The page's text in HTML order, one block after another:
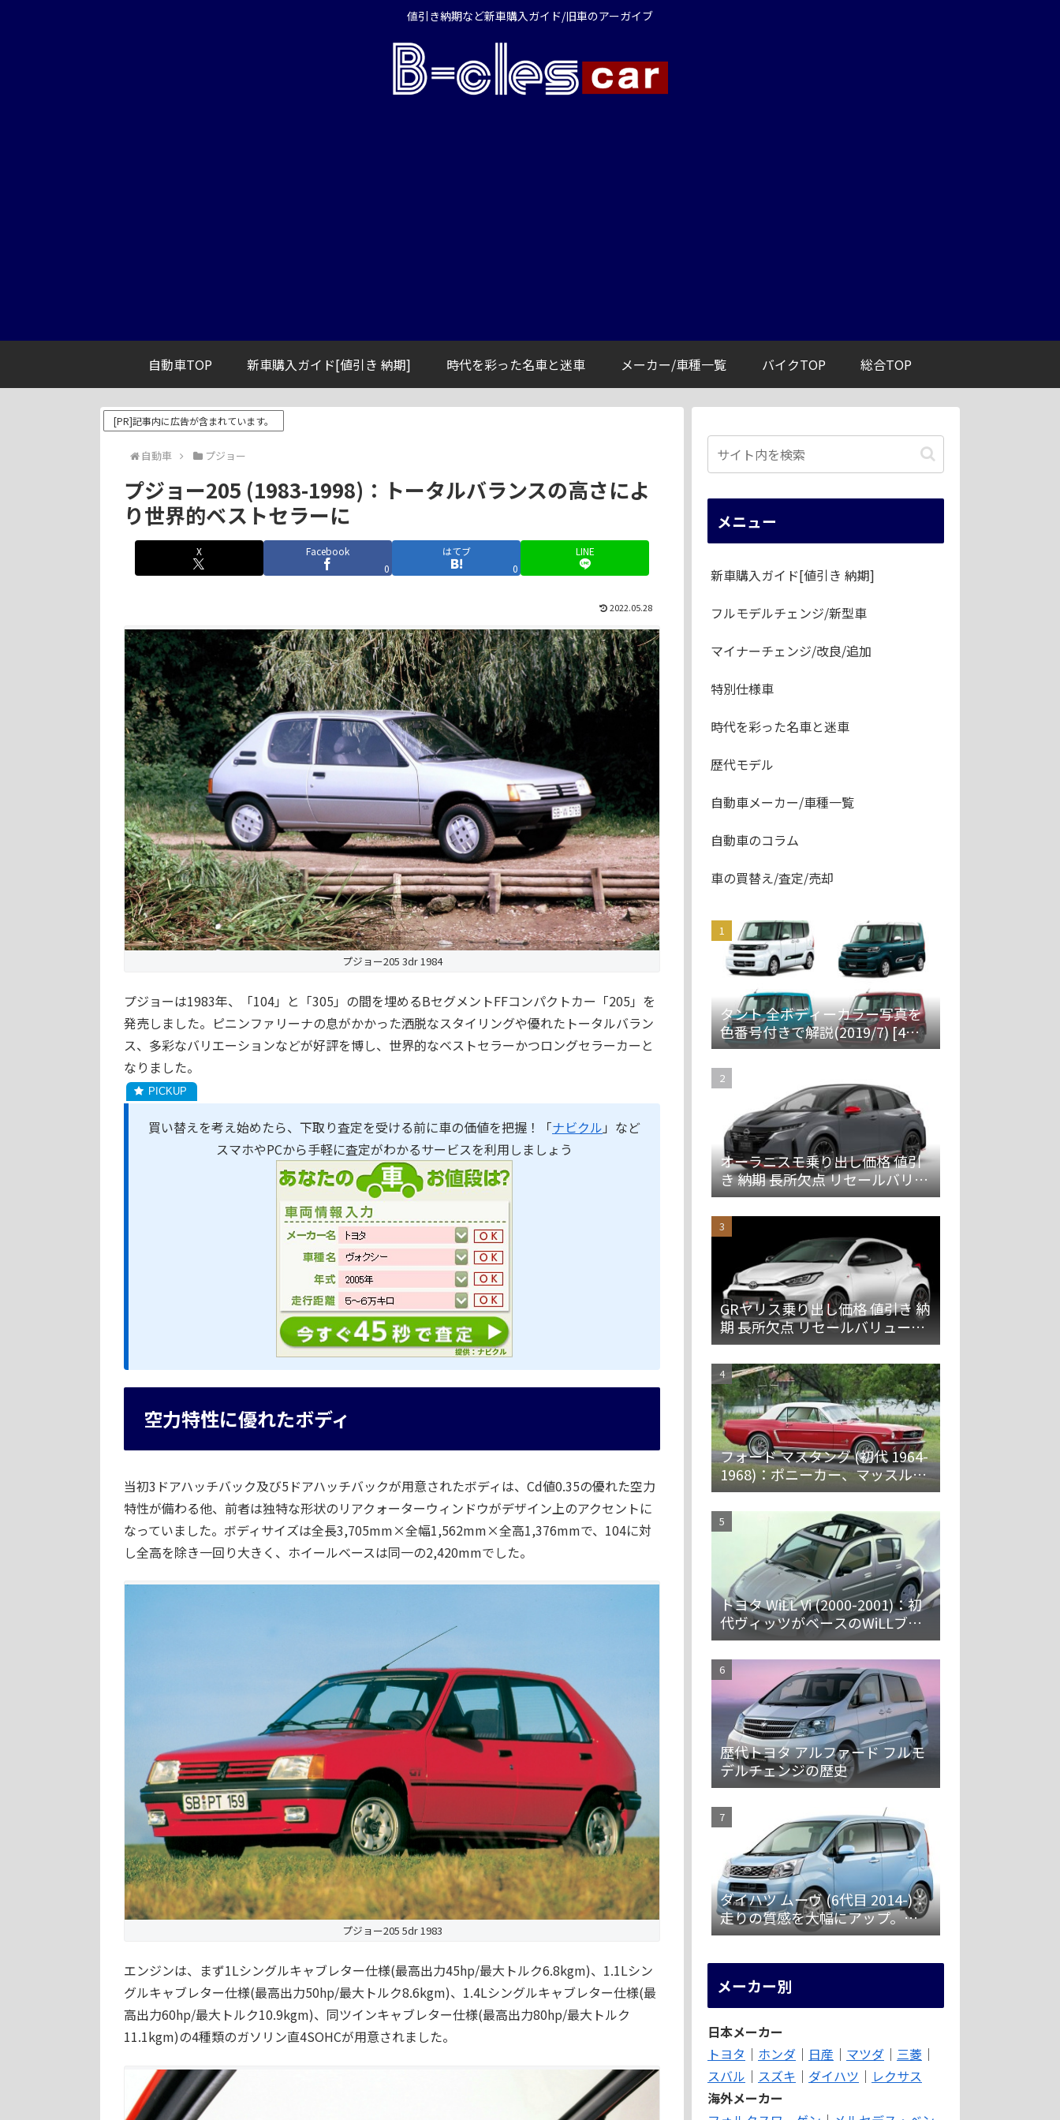
値引き納期など新車購入ガイド/旧車のアーガイブ
自動車TOP 新車購入ガイド[値引き 納期] 時代を彩った名車と迷車 メーカー/車種一覧 バイクTOP 総合TOP
[PR]記事内に広告が含まれています。
自動車 プジョー
プジョー205 (1983-1998)：トータルバランスの高さによ
り世界的ベストセラーに
X
Facebook
0
はてブ
0
LINE
2022.05.28
プジョー205 3dr 1984
プジョーは1983年、「104」と「305」の間を埋めるBセグメントFFコンパクトカー「205」を
発売しました。ピニンファリーナの息がかかった洒脱なスタイリングや優れたトータルバラン
ス、多彩なバリエーションなどが好評を博し、世界的なベストセラーかつロングセラーカーと
なりました。
買い替えを考え始めたら、下取り査定を受ける前に車の価値を把握！「ナビクル 」など
スマホやPCから手軽に査定がわかるサービスを利用しましょう
空力特性に優れたボディ
当初3ドアハッチバック及び5ドアハッチバックが用意されたボディは、Cd値0.35の優れた空力
特性が備わる他、前者は独特な形状のリアクォーターウィンドウがデザイン上のアクセントに
なっていました。ボディサイズは全長3,705mm×全幅1,562mm×全高1,376mmで、104に対
し全高を除き一回り大きく、ホイールベースは同一の2,420mmでした。
プジョー205 5dr 1983
エンジンは、まず1Lシングルキャブレター仕様(最高出力45hp/最大トルク6.8kgm)、1.1Lシン
グルキャブレター仕様(最高出力50hp/最大トルク8.6kgm)、1.4Lシングルキャブレター仕様(最
高出力60hp/最大トルク10.9kgm)、同ツインキャブレター仕様(最高出力80hp/最大トルク
11.1kgm)の4種類のガソリン直4SOHCが用意されました。
メニュー
新車購入ガイド[値引き 納期]
フルモデルチェンジ/新型車
マイナーチェンジ/改良/追加
特別仕様車
時代を彩った名車と迷車
歴代モデル
自動車メーカー/車種一覧
自動車のコラム
車の買替え/査定/売却
タント 全ボディーカラー写真を
色番号付きで解説(2019/7) [4代
目 LA650S/660S]
オーラニスモ乗り出し価格 値引
き 納期 長所欠点 リセールバリュ
ーを解説
GRヤリス乗り出し価格 値引き 納
期 長所欠点 リセールバリューを
解説
フォード マスタング (初代 1964-
1968)：ポニーカー、マッスルカ
ーの愛称で親しまれ大ヒット
トヨタ WiLL Vi (2000-2001)：初
代ヴィッツがベースのWiLLブラ
ンド第一弾 [NCP19]
歴代トヨタ アルファード フルモ
デルチェンジの歴史
ダイハツ ムーヴ (6代目 2014-)：
走りの質感を大幅にアップ。安
全装備を強化 [LA150/160S]
メーカー別
日本メーカー
トヨタ ｜ ホンダ ｜ 日産 ｜ マツダ ｜ 三菱 ｜
スバル ｜ スズキ ｜ ダイハツ ｜ レクサス
海外メーカー